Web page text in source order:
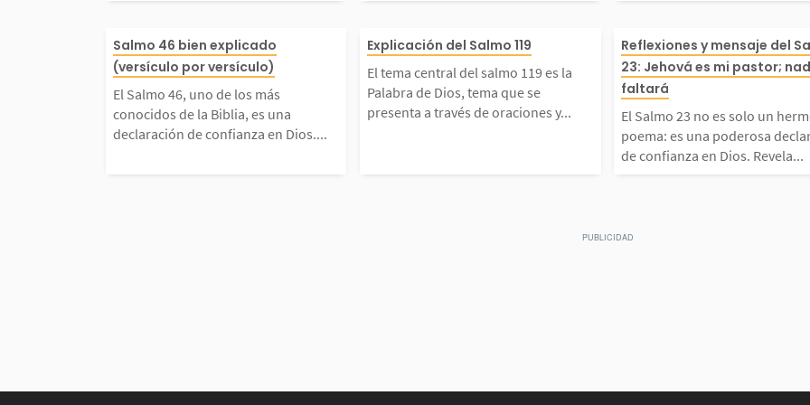
emigos que deseaban su mue
rte. El mensaje de...
durante su huida en el desier
to de Judá,...
n aflicción,
ermedad o...
El Salmo 46, uno de los más
conocidos de la Biblia, es un
a declaración de confianza e
Salmo 46 bien explicado
(versículo por versículo)
El Salmo 46, uno de los más
conocidos de la Biblia, es una
declaración de confianza en Dios....
El tema central del salmo 11
9 es la Palabra de Dios, tem
a que se presenta a través de
s. Se dice que hay una menci
Explicación del Salmo 119
El tema central del salmo 119 es la
Palabra de Dios, tema que se
presenta a través de oraciones y...
El Salmo 23
rmoso poema:
sa
r bajo el
Reflexiones y mensaje del
23: Jehová es mi pastor;
faltará
El Salmo 23 no es solo un
poema: es una poderosa
de confianza en Dios. Revela...